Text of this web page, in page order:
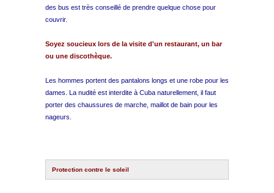
Autres villes
Autres Services
des bus est très conseillé de prendre quelque chose pour
couvrir.
Soyez soucieux lors de la visite d'un restaurant, un bar
ou une discothèque.
Les hommes portent des pantalons longs et une robe pour les
dames. La nudité est interdite à Cuba naturellement, il faut
porter des chaussures de marche, maillot de bain pour les
nageurs.
Protection contre le soleil